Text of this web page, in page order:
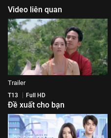
Video liên quan
Trailer
T13 Full HD
Đề xuất cho bạn